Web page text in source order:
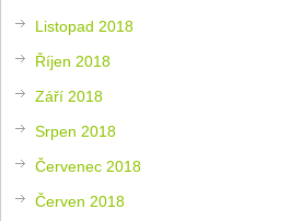
Listopad 2018
Říjen 2018
Září 2018
Srpen 2018
Červenec 2018
Červen 2018